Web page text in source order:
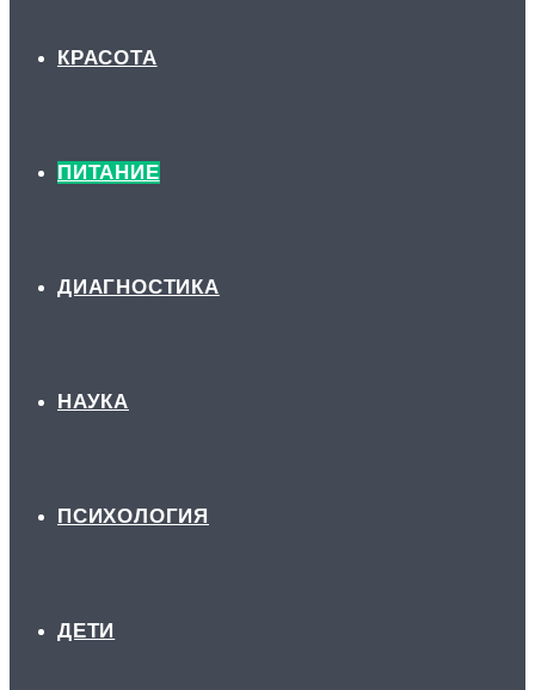
КРАСОТА
ПИТАНИЕ
ДИАГНОСТИКА
НАУКА
ПСИХОЛОГИЯ
ДЕТИ